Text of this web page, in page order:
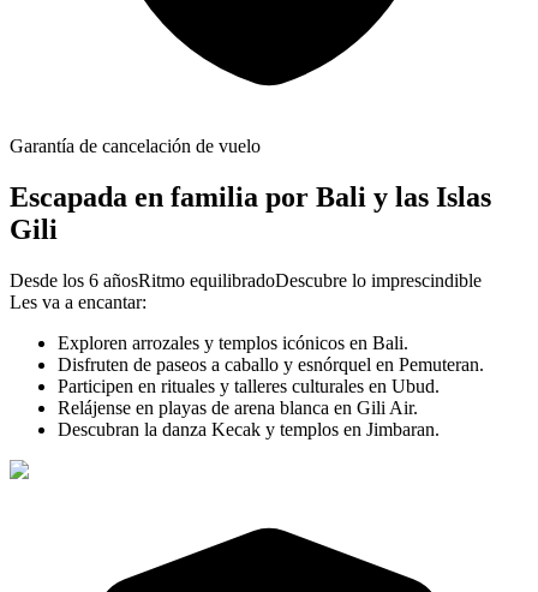
Garantía de cancelación de vuelo
Escapada en familia por Bali y las Islas
Gili
Desde los 6 añosRitmo equilibradoDescubre lo imprescindible
Les va a encantar:
Exploren arrozales y templos icónicos en Bali.
Disfruten de paseos a caballo y esnórquel en Pemuteran.
Participen en rituales y talleres culturales en Ubud.
Relájense en playas de arena blanca en Gili Air.
Descubran la danza Kecak y templos en Jimbaran.